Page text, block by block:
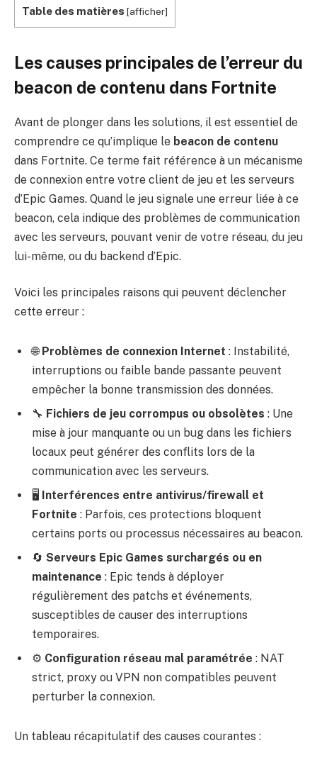
Table des matières [afficher]
Les causes principales de l’erreur du
beacon de contenu dans Fortnite
Avant de plonger dans les solutions, il est essentiel de
comprendre ce qu’implique le beacon de contenu
dans Fortnite. Ce terme fait référence à un mécanisme
de connexion entre votre client de jeu et les serveurs
d’Epic Games. Quand le jeu signale une erreur liée à ce
beacon, cela indique des problèmes de communication
avec les serveurs, pouvant venir de votre réseau, du jeu
lui-même, ou du backend d’Epic.
Voici les principales raisons qui peuvent déclencher
cette erreur :
🌐 Problèmes de connexion Internet : Instabilité,
interruptions ou faible bande passante peuvent
empêcher la bonne transmission des données.
🔧 Fichiers de jeu corrompus ou obsolètes : Une
mise à jour manquante ou un bug dans les fichiers
locaux peut générer des conflits lors de la
communication avec les serveurs.
🖥️ Interférences entre antivirus/firewall et
Fortnite : Parfois, ces protections bloquent
certains ports ou processus nécessaires au beacon.
🔄 Serveurs Epic Games surchargés ou en
maintenance : Epic tends à déployer
régulièrement des patchs et événements,
susceptibles de causer des interruptions
temporaires.
⚙️ Configuration réseau mal paramétrée : NAT
strict, proxy ou VPN non compatibles peuvent
perturber la connexion.
Un tableau récapitulatif des causes courantes :